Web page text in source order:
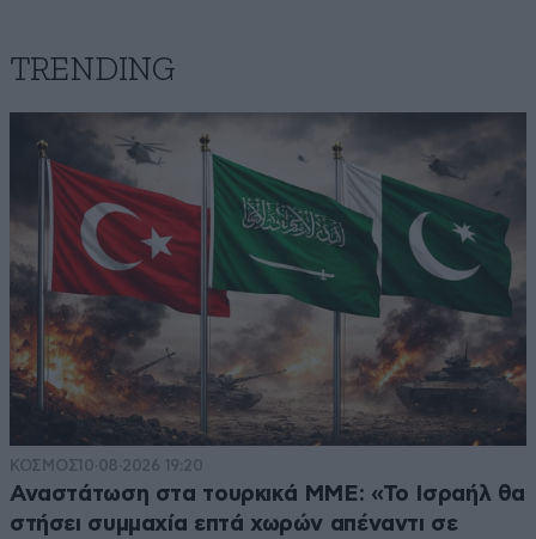
TRENDING
ΚΟΣΜΟΣ10·08·2026 19:20
Αναστάτωση στα τουρκικά ΜΜΕ: «Το Ισραήλ θα
στήσει συμμαχία επτά χωρών απέναντι σε